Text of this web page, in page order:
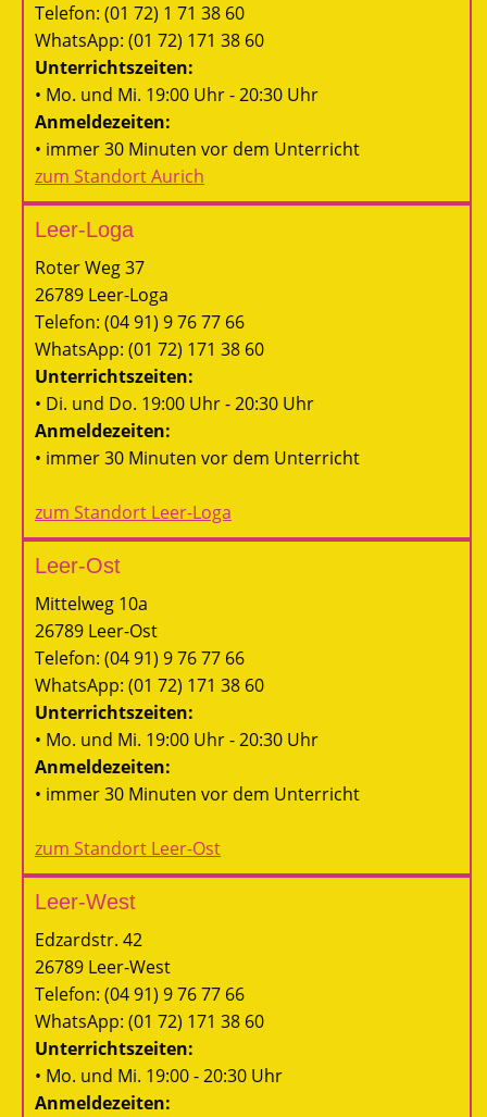
Telefon: (01 72) 1 71 38 60
WhatsApp: (01 72) 171 38 60
Unterrichtszeiten:
• Mo. und Mi. 19:00 Uhr - 20:30 Uhr
Anmeldezeiten:
• immer 30 Minuten vor dem Unterricht
zum Standort Aurich
Leer-Loga
Roter Weg 37
26789 Leer-Loga
Telefon: (04 91) 9 76 77 66
WhatsApp: (01 72) 171 38 60
Unterrichtszeiten:
• Di. und Do. 19:00 Uhr - 20:30 Uhr
Anmeldezeiten:
• immer 30 Minuten vor dem Unterricht
zum Standort Leer-Loga
Leer-Ost
Mittelweg 10a
26789 Leer-Ost
Telefon: (04 91) 9 76 77 66
WhatsApp: (01 72) 171 38 60
Unterrichtszeiten:
• Mo. und Mi. 19:00 Uhr - 20:30 Uhr
Anmeldezeiten:
• immer 30 Minuten vor dem Unterricht
zum Standort Leer-Ost
Leer-West
Edzardstr. 42
26789 Leer-West
Telefon: (04 91) 9 76 77 66
WhatsApp: (01 72) 171 38 60
Unterrichtszeiten:
• Mo. und Mi. 19:00 - 20:30 Uhr
Anmeldezeiten: